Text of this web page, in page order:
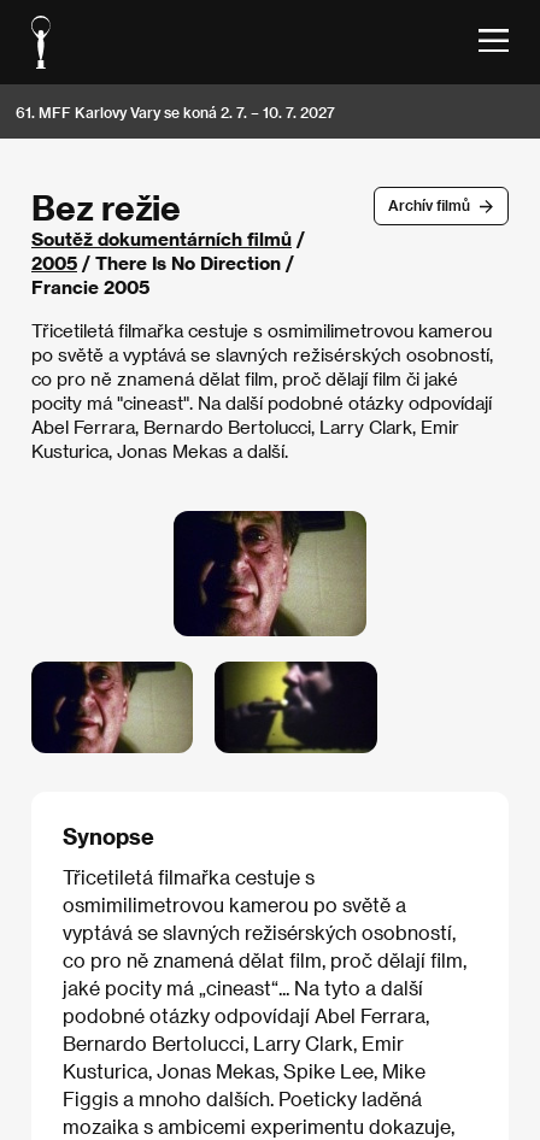
61. MFF Karlovy Vary se koná 2. 7. – 10. 7. 2027
Archív filmů
Bez režie
Soutěž dokumentárních filmů /
2005 / There Is No Direction /
Francie 2005
Třicetiletá filmařka cestuje s osmimilimetrovou kamerou
po světě a vyptává se slavných režisérských osobností,
co pro ně znamená dělat film, proč dělají film či jaké
pocity má "cineast". Na další podobné otázky odpovídají
Abel Ferrara, Bernardo Bertolucci, Larry Clark, Emir
Kusturica, Jonas Mekas a další.
Synopse
Třicetiletá filmařka cestuje s
osmimilimetrovou kamerou po světě a
vyptává se slavných režisérských osobností,
co pro ně znamená dělat film, proč dělají film,
jaké pocity má „cineast“... Na tyto a další
podobné otázky odpovídají Abel Ferrara,
Bernardo Bertolucci, Larry Clark, Emir
Kusturica, Jonas Mekas, Spike Lee, Mike
Figgis a mnoho dalších. Poeticky laděná
mozaika s ambicemi experimentu dokazuje,